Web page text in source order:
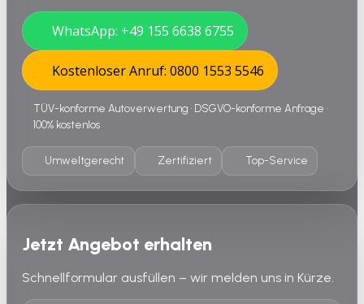
WhatsApp: +49 155 6638 6755
Kostenloser Anruf: 0800 1553 5546
TÜV-konforme Autoverwertung • DSGVO-konforme Anfrage •
100% kostenlos
Umweltgerecht Zertifiziert Top-Service
Jetzt Angebot erhalten
Schnellformular ausfüllen – wir melden uns in Kürze.